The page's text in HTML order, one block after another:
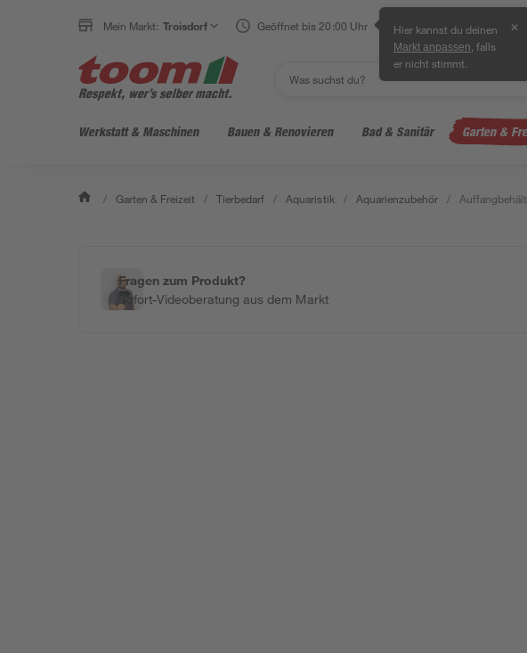
Mein Markt: Troisdorf Geöffnet bis 20:00 Uhr Hier kannst du deinen
Markt anpassen , falls
er nicht stimmt.
✕
Werkstatt & Maschinen Bauen & Renovieren Bad & Sanitär Garten &
/ Garten & Freizeit / Tierbedarf / Aquaristik / Aquarienzubehör /
Fragen zum Produkt?
Sofort-Videoberatung aus dem Markt